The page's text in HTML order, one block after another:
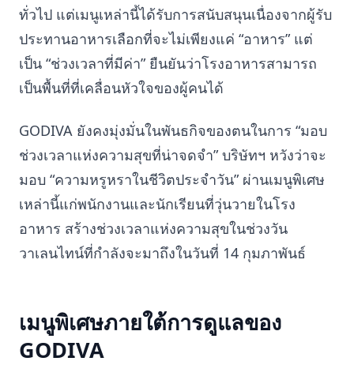
ทั่วไป แต่เมนูเหล่านี้ได้รับการสนับสนุนเนื่องจากผู้รับ
ประทานอาหารเลือกที่จะไม่เพียงแค่ “อาหาร” แต่
เป็น “ช่วงเวลาที่มีค่า” ยืนยันว่าโรงอาหารสามารถ
เป็นพื้นที่ที่เคลื่อนหัวใจของผู้คนได้
GODIVA ยังคงมุ่งมั่นในพันธกิจของตนในการ “มอบ
ช่วงเวลาแห่งความสุขที่น่าจดจำ” บริษัทฯ หวังว่าจะ
มอบ “ความหรูหราในชีวิตประจำวัน” ผ่านเมนูพิเศษ
เหล่านี้แก่พนักงานและนักเรียนที่วุ่นวายในโรง
อาหาร สร้างช่วงเวลาแห่งความสุขในช่วงวัน
วาเลนไทน์ที่กำลังจะมาถึงในวันที่ 14 กุมภาพันธ์
เมนูพิเศษภายใต้การดูแลของ
GODIVA